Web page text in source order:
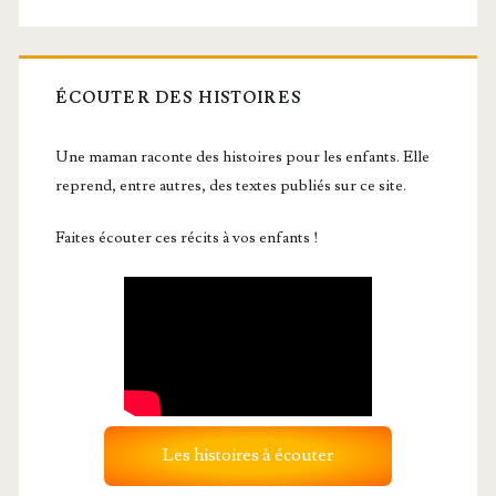
ÉCOUTER DES HISTOIRES
Une maman raconte des histoires pour les enfants. Elle
reprend, entre autres, des textes publiés sur ce site.
Faites écouter ces récits à vos enfants !
Les histoires à écouter